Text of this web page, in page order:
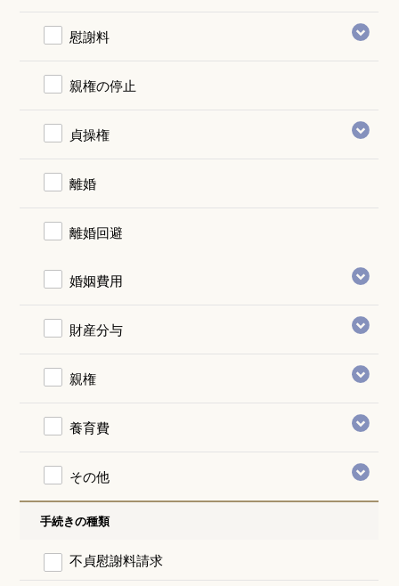
慰謝料
親権の停止
貞操権
離婚
離婚回避
婚姻費用
財産分与
親権
養育費
その他
手続きの種類
不貞慰謝料請求